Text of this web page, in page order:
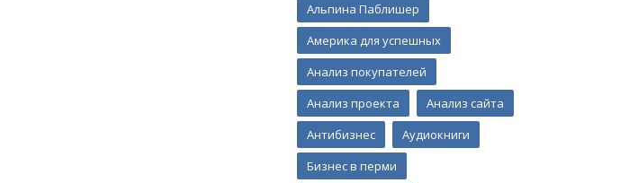
Альпина Паблишер
Америка для успешных
Анализ покупателей
Анализ проекта
Анализ сайта
Антибизнес
Аудиокниги
Бизнес в перми